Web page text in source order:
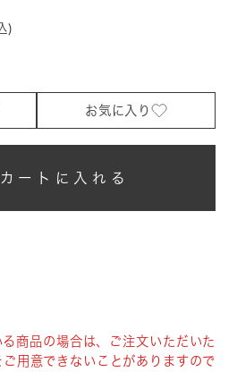
)
お気に入り
カートに入れる
商品の場合は、ご注文いただいた
用意できないことがありますので